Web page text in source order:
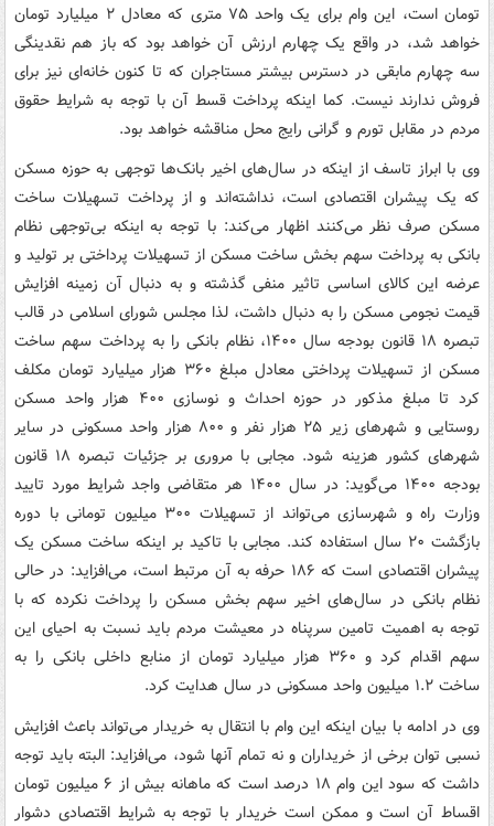
تومان است، این وام برای یک واحد ۷۵ متری که معادل ۲ میلیارد تومان
خواهد شد، در واقع یک چهارم ارزش آن خواهد بود که باز هم نقدینگی
سه چهارم مابقی در دسترس بیشتر مستاجران که تا کنون خانه‌ای نیز برای
فروش ندارند نیست. کما اینکه پرداخت قسط آن با توجه به شرایط حقوق
مردم در مقابل تورم و گرانی رایج محل مناقشه خواهد بود.
وی با ابراز تاسف از اینکه در سال‌های اخیر بانک‌ها توجهی به حوزه مسکن
که یک پیشران اقتصادی است، نداشته‌اند و از پرداخت تسهیلات ساخت
مسکن صرف نظر می‌کنند اظهار می‌کند: با توجه به اینکه بی‌توجهی نظام
بانکی به پرداخت سهم بخش ساخت مسکن از تسهیلات پرداختی بر تولید و
عرضه این کالای اساسی تاثیر منفی گذشته و به دنبال آن زمینه افزایش
قیمت نجومی مسکن را به دنبال داشت، لذا مجلس شورای اسلامی در قالب
تبصره ۱۸ قانون بودجه سال ۱۴۰۰، نظام بانکی را به پرداخت سهم ساخت
مسکن از تسهیلات پرداختی معادل مبلغ ۳۶۰ هزار میلیارد تومان مکلف
کرد تا مبلغ مذکور در حوزه احداث و نوسازی ۴۰۰ هزار واحد مسکن
روستایی و شهرهای زیر ۲۵ هزار نفر و ۸۰۰ هزار واحد مسکونی در سایر
شهرهای کشور هزینه شود. مجابی با مروری بر جزئیات تبصره ۱۸ قانون
بودجه ۱۴۰۰ می‌گوید: در سال ۱۴۰۰ هر متقاضی واجد شرایط مورد تایید
وزارت راه و شهرسازی می‌تواند از تسهیلات ۳۰۰ میلیون تومانی با دوره
بازگشت ۲۰ سال استفاده کند. مجابی با تاکید بر اینکه ساخت مسکن یک
پیشران اقتصادی است که ۱۸۶ حرفه به آن مرتبط است، می‌افزاید: در حالی
نظام بانکی در سال‌های اخیر سهم بخش مسکن را پرداخت نکرده که با
توجه به اهمیت تامین سرپناه در معیشت مردم باید نسبت به احیای این
سهم اقدام کرد و ۳۶۰ هزار میلیارد تومان از منابع داخلی بانکی را به
ساخت ۱.۲ میلیون واحد مسکونی در سال هدایت کرد.
وی در ادامه با بیان اینکه این وام با انتقال به خریدار می‌تواند باعث افزایش
نسبی توان برخی از خریداران و نه تمام آنها شود، می‌افزاید: البته باید توجه
داشت که سود این وام ۱۸ درصد است که ماهانه بیش از ۶ میلیون تومان
اقساط آن است و ممکن است خریدار با توجه به شرایط اقتصادی دشوار